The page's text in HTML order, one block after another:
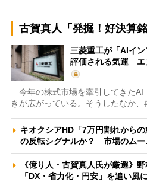
古賀真人「発掘！好決算銘
三菱重工が「AIイ
評価される気運 エ
今年の株式市場を牽引してきたAI
きが広がっている。そうしたなか
キオクシアHD「7万円割れから
の反転シグナルか？ 市場のム
《億り人・古賀真人氏が厳選》
「DX・省力化・円安」を追い風